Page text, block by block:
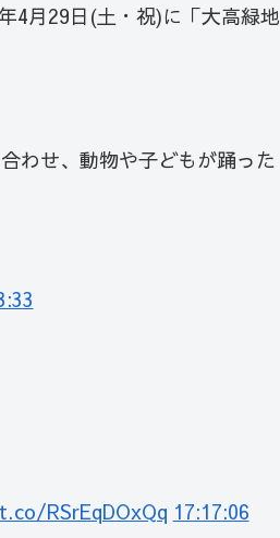
4月29日(土・祝)に「大高緑地
わせ、動物や子どもが踊った
RSrEqDOxQq 17:17:06